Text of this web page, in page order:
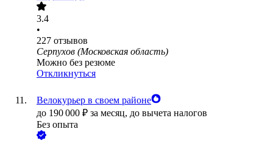
3.4
•
227 отзывов
Серпухов (Московская область)
Можно без резюме
Откликнуться
Велокурьер в своем районе
до 190 000 ₽ за месяц, до вычета налогов
Без опыта